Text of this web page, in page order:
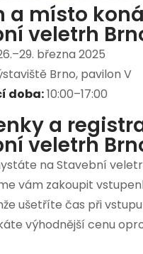
a místo
veletrh
března 2025
Brno, pavilon V
doba:10:00–17:00
a
veletrh
na Stavební
vám zakoupit
ušetříte čas při
výhodnější cenu